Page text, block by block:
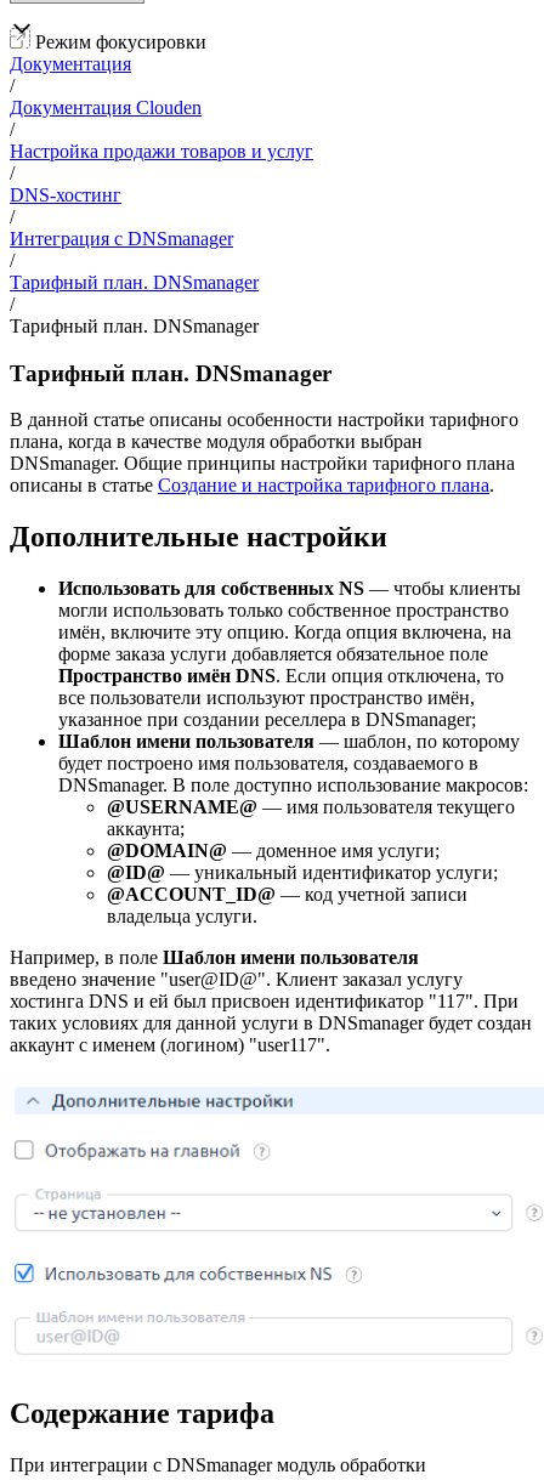
Режим фокусировки
Документация
/
Документация Clouden
/
Настройка продажи товаров и услуг
/
DNS-хостинг
/
Интеграция с DNSmanager
/
Тарифный план. DNSmanager
/
Тарифный план. DNSmanager
Тарифный план. DNSmanager
В данной статье описаны особенности настройки тарифного
плана, когда в качестве модуля обработки выбран
DNSmanager. Общие принципы настройки тарифного плана
описаны в статье Создание и настройка тарифного плана.
Дополнительные настройки
Использовать для собственных NS — чтобы клиенты
могли использовать только собственное пространство
имён, включите эту опцию. Когда опция включена, на
форме заказа услуги добавляется обязательное поле
Пространство имён DNS. Если опция отключена, то
все пользователи используют пространство имён,
указанное при создании реселлера в DNSmanager;
Шаблон имени пользователя — шаблон, по которому
будет построено имя пользователя, создаваемого в
DNSmanager. В поле доступно использование макросов:
@USERNAME@ — имя пользователя текущего
аккаунта;
@DOMAIN@ — доменное имя услуги;
@ID@ — уникальный идентификатор услуги;
@ACCOUNT_ID@ — код учетной записи
владельца услуги.
Например, в поле Шаблон имени пользователя
введено значение "user@ID@". Клиент заказал услугу
хостинга DNS и ей был присвоен идентификатор "117". При
таких условиях для данной услуги в DNSmanager будет создан
аккаунт с именем (логином) "user117".
Содержание тарифа
При интеграции с DNSmanager модуль обработки